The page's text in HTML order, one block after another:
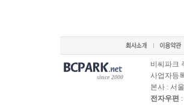
since 2000
비씨파크
사업자등
본사 : 서
전자우편